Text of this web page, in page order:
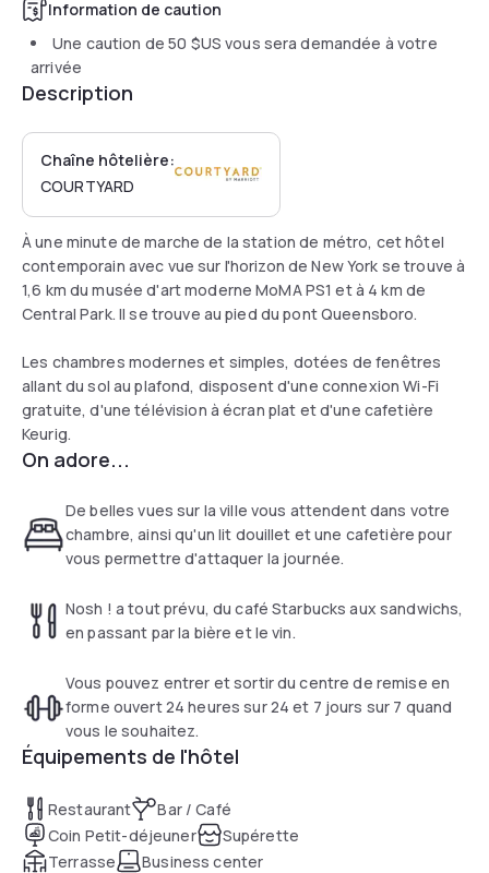
Information de caution
Une caution de50 $US vous sera demandée à votre
arrivée
Description
Chaîne hôtelière:
COURTYARD
À une minute de marche de la station de métro, cet hôtel
contemporain avec vue sur l'horizon de New York se trouve à
1,6 km du musée d'art moderne MoMA PS1 et à 4 km de
Central Park. Il se trouve au pied du pont Queensboro.
Les chambres modernes et simples, dotées de fenêtres
allant du sol au plafond, disposent d'une connexion Wi-Fi
gratuite, d'une télévision à écran plat et d'une cafetière
Keurig.
On adore...
De belles vues sur la ville vous attendent dans votre
chambre, ainsi qu'un lit douillet et une cafetière pour
vous permettre d'attaquer la journée.
Nosh ! a tout prévu, du café Starbucks aux sandwichs,
en passant par la bière et le vin.
Vous pouvez entrer et sortir du centre de remise en
forme ouvert 24 heures sur 24 et 7 jours sur 7 quand
vous le souhaitez.
Équipements de l'hôtel
Restaurant
Bar / Café
Coin Petit-déjeuner
Supérette
Terrasse
Business center